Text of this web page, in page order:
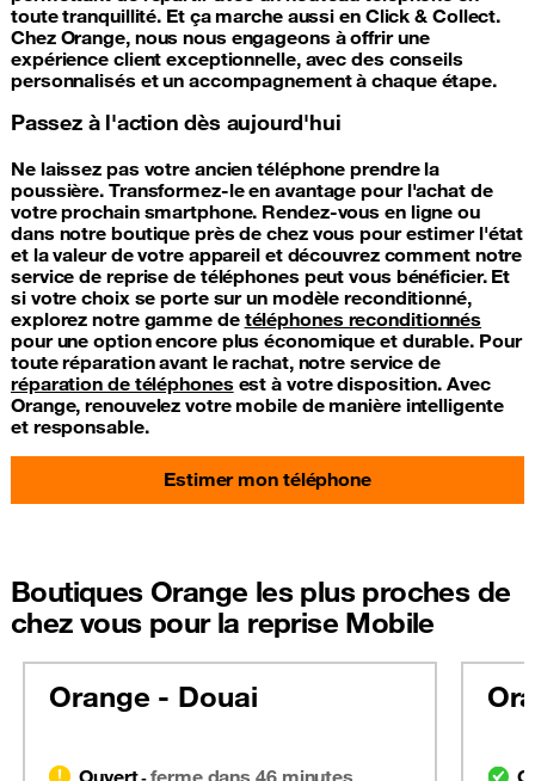
toute tranquillité. Et ça marche aussi en Click & Collect.
Chez Orange, nous nous engageons à offrir une
expérience client exceptionnelle, avec des conseils
personnalisés et un accompagnement à chaque étape.
Passez à l'action dès aujourd'hui
Ne laissez pas votre ancien téléphone prendre la
poussière. Transformez-le en avantage pour l'achat de
votre prochain smartphone. Rendez-vous en ligne ou
dans notre boutique près de chez vous pour estimer l'état
et la valeur de votre appareil et découvrez comment notre
service de reprise de téléphones peut vous bénéficier. Et
si votre choix se porte sur un modèle reconditionné,
explorez notre gamme de téléphones reconditionnés
pour une option encore plus économique et durable. Pour
toute réparation avant le rachat, notre service de
réparation de téléphones est à votre disposition. Avec
Orange, renouvelez votre mobile de manière intelligente
et responsable.
Estimer mon téléphone
Boutiques Orange les plus proches de
chez vous pour la reprise Mobile
Orange - Douai
Ouvert-ferme dans 46 minutes